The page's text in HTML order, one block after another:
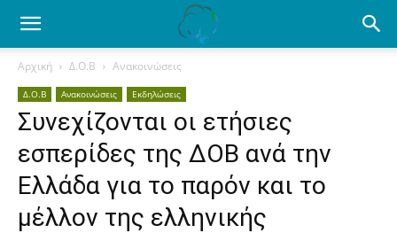
Ενημέρωση
για
Αρχική Δ.Ο.Β Ανακοινώσεις
Δ.Ο.Β Ανακοινώσεις Εκδηλώσεις
Συνεχίζονται οι ετήσιες
εσπερίδες της ΔΟΒ ανά την
Ελλάδα για το παρόν και το
μέλλον της ελληνικής